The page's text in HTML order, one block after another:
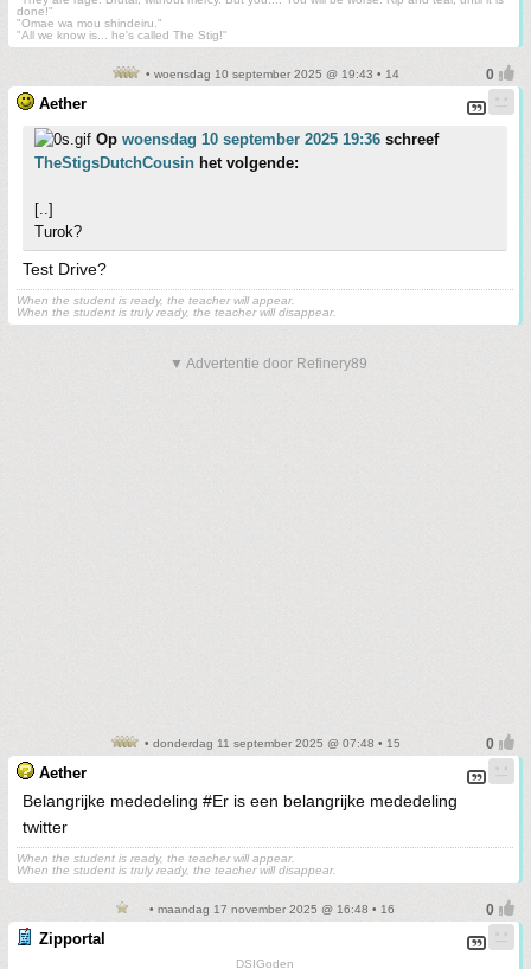
done!"
"Omae wa mou shindeiru."
"All we know is... he's called The Stig!"
• woensdag 10 september 2025 @ 19:43 • 14
Aether
Op woensdag 10 september 2025 19:36 schreef
TheStigsDutchCousin het volgende:
[..]
Turok?
Test Drive?
When the student is ready, the teacher will appear.
When the student is truly ready, the teacher will disappear.
▼ Advertentie door Refinery89
• donderdag 11 september 2025 @ 07:48 • 15
Aether
Belangrijke mededeling #Er is een belangrijke mededeling
twitter
When the student is ready, the teacher will appear.
When the student is truly ready, the teacher will disappear.
• maandag 17 november 2025 @ 16:48 • 16
Zipportal
DSIGoden